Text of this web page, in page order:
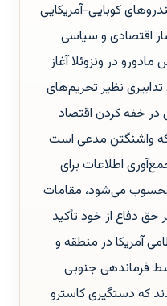
کوبایی-آمریکایی
اقتصادی و سیاسی
در ونزوئلا آغاز
نظیر تحریم‌های
در خفه کردن اقتصاد
که واشنگتن مدعی است
اطلاعات برای
می‌شود، مقامات
حق دفاع از خود تأکید
آمریکا در منطقه و
فرماندهی جنوبی
که دستگیری کاسترو